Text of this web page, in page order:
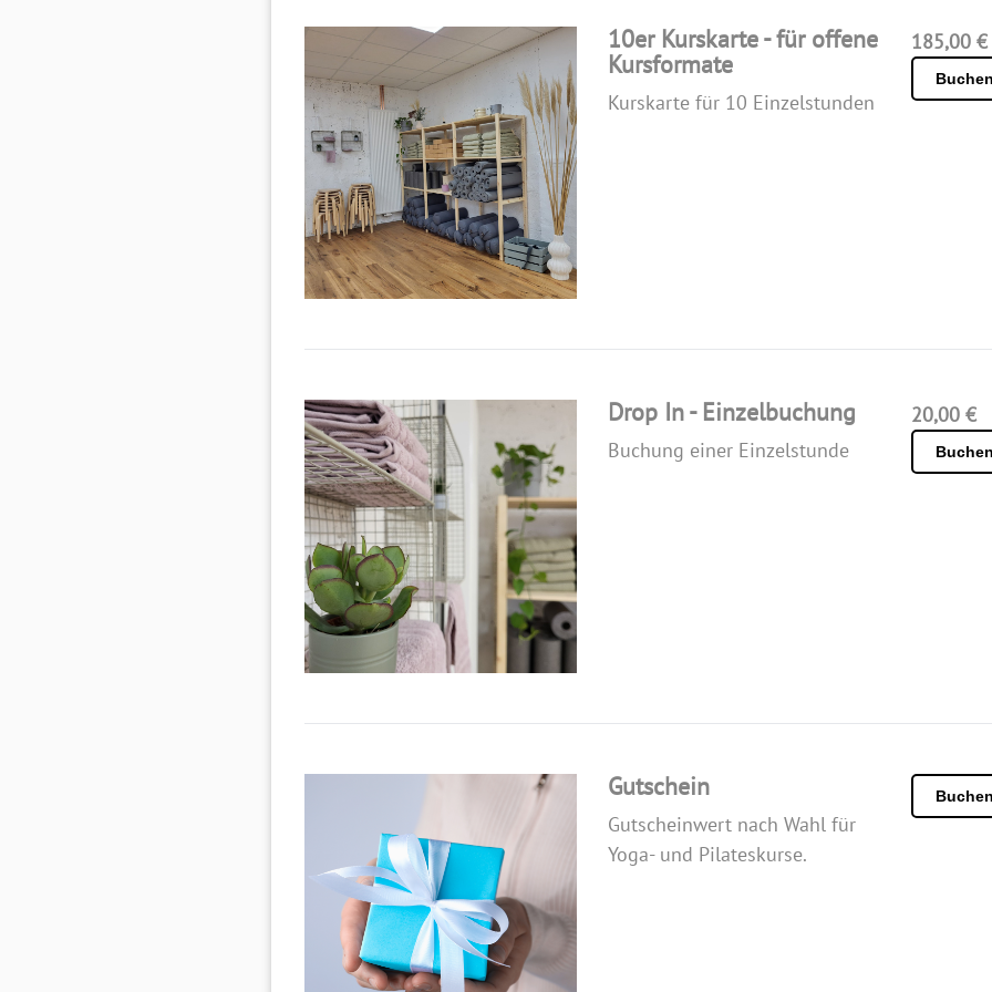
10er Kurskarte - für offene
Kursformate
Kurskarte für 10 Einzelstunden
185,00 €
Drop In - Einzelbuchung
Buchung einer Einzelstunde
20,00 €
Gutschein
Gutscheinwert nach Wahl für
Yoga- und Pilateskurse.